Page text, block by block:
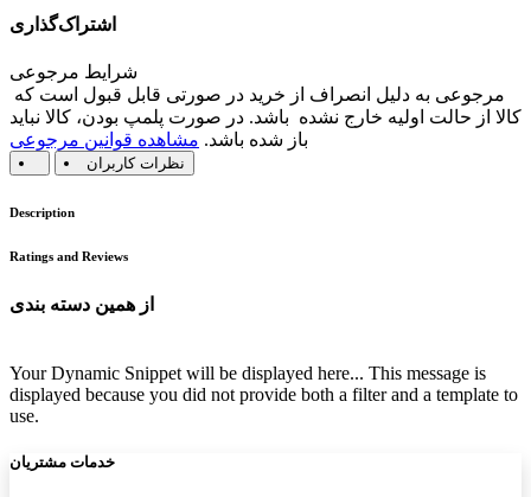
اشتراک‌گذاری
شرایط مرجوعی
کالا از حالت اولیه خارج نشده باشد. در صورت پلمپ بودن، کالا نباید
باز شده باشد. مشاهده قوانین مرجوعی
نظرات کاربران
Description
Ratings and Reviews
از همین دسته بندی
Your Dynamic Snippet will be displayed here... This message is
displayed because you did not provide both a filter and a template to
use.
خدمات مشتریان